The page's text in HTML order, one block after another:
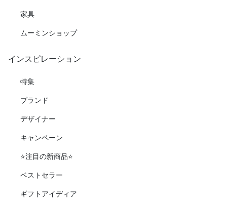
家具
ムーミンショップ
インスピレーション
特集
ブランド
デザイナー
キャンペーン
⭐️注目の新商品⭐️
ベストセラー
ギフトアイディア